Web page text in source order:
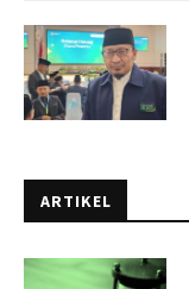
ARTIKEL